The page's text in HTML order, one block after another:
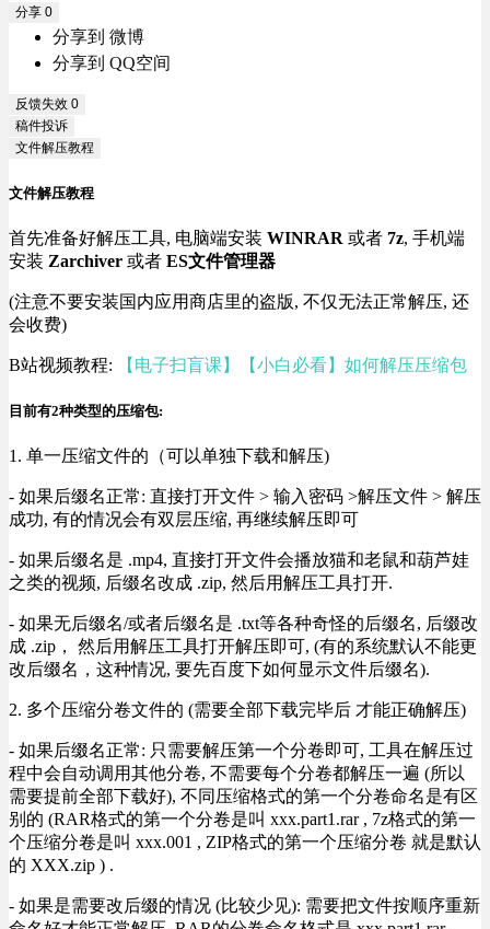
分享 0
分享到 微博
分享到 QQ空间
反馈失效 0
稿件投诉
文件解压教程
文件解压教程
首先准备好解压工具, 电脑端安装 WINRAR 或者 7z, 手机端
安装 Zarchiver 或者 ES文件管理器
(注意不要安装国内应用商店里的盗版, 不仅无法正常解压, 还
会收费)
B站视频教程: 【电子扫盲课】【小白必看】如何解压压缩包
目前有2种类型的压缩包:
1. 单一压缩文件的（可以单独下载和解压)
- 如果后缀名正常: 直接打开文件 > 输入密码 >解压文件 > 解压
成功, 有的情况会有双层压缩, 再继续解压即可
- 如果后缀名是 .mp4, 直接打开文件会播放猫和老鼠和葫芦娃
之类的视频, 后缀名改成 .zip, 然后用解压工具打开.
- 如果无后缀名/或者后缀名是 .txt等各种奇怪的后缀名, 后缀改
成 .zip， 然后用解压工具打开解压即可, (有的系统默认不能更
改后缀名，这种情况, 要先百度下如何显示文件后缀名).
2. 多个压缩分卷文件的 (需要全部下载完毕后 才能正确解压)
- 如果后缀名正常: 只需要解压第一个分卷即可, 工具在解压过
程中会自动调用其他分卷, 不需要每个分卷都解压一遍 (所以
需要提前全部下载好), 不同压缩格式的第一个分卷命名是有区
别的 (RAR格式的第一个分卷是叫 xxx.part1.rar , 7z格式的第一
个压缩分卷是叫 xxx.001 , ZIP格式的第一个压缩分卷 就是默认
的 XXX.zip ) .
- 如果是需要改后缀的情况 (比较少见): 需要把文件按顺序重新